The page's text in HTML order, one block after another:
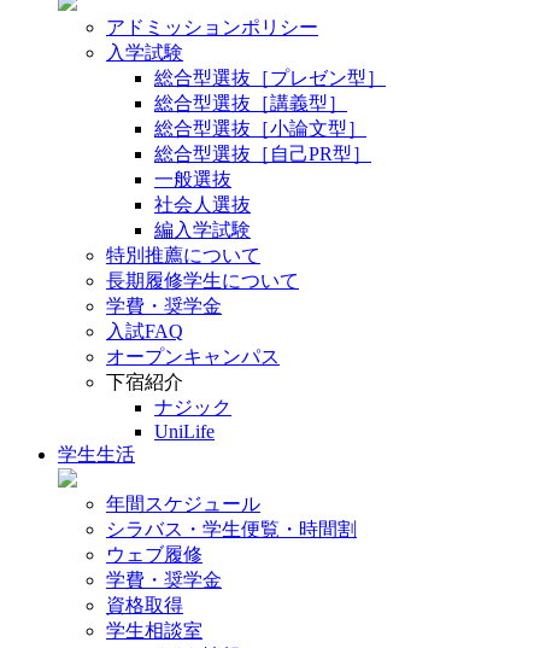
アドミッションポリシー
入学試験
総合型選抜［プレゼン型］
総合型選抜［講義型］
総合型選抜［小論文型］
総合型選抜［自己PR型］
一般選抜
社会人選抜
編入学試験
特別推薦について
長期履修学生について
学費・奨学金
入試FAQ
オープンキャンパス
下宿紹介
ナジック
UniLife
学生生活
年間スケジュール
シラバス・学生便覧・時間割
ウェブ履修
学費・奨学金
資格取得
学生相談室